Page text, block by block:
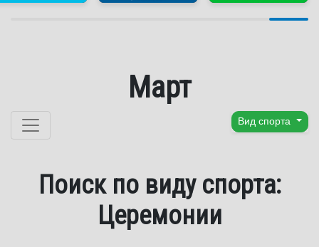
Март
Перейти к содержанию Вид спорта
Поиск по виду спорта:
Церемонии